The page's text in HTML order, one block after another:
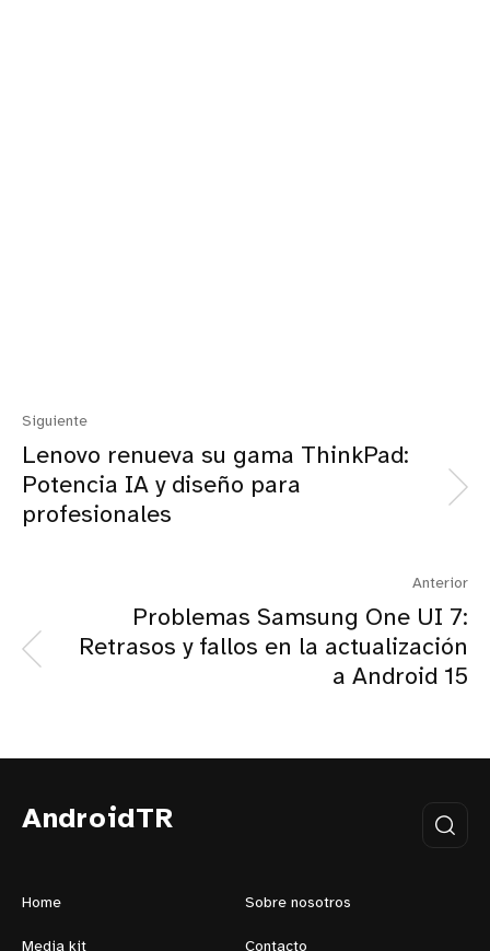
Siguiente
Lenovo renueva su gama ThinkPad:
Potencia IA y diseño para
profesionales
Anterior
Problemas Samsung One UI 7:
Retrasos y fallos en la actualización
a Android 15
AndroidTR
Home Sobre nosotros
Media kit Contacto